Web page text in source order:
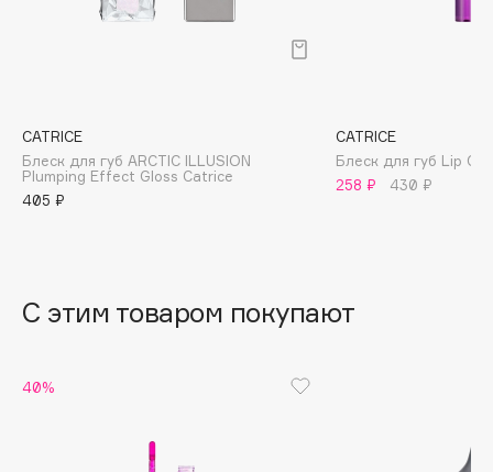
Banderas
Basicare
Beautyblades
НОВИНКА
CATRICE
Блеск для губ ARCTIC ILLUSION
Plumping Effect Gloss Catrice
405 ₽
CATRICE
Блеск для губ Lip
258 ₽
430 ₽
С этим товаром покупают
40%